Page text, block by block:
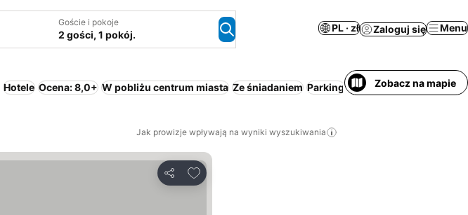
Goście i pokoje
2 gości, 1 pokój.
PL · zł Zaloguj się Menu
Hotele Ocena: 8,0+ W pobliżu centrum miasta Ze śniadaniem Parking Basen Śniadanie i
Zobacz na mapie
Jak prowizje wpływają na wyniki wyszukiwania
Udostępnij
Dodaj do ulubionych